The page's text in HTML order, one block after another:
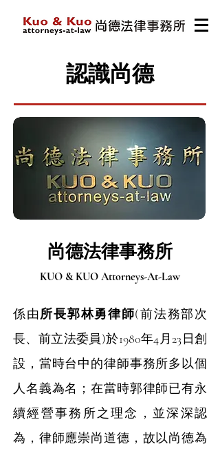
​認識尚德
尚德法律事務所
KUO & KUO Attorneys-At-Law
係由所長郭林勇律師(前法務部次
長、前立法委員)於1980年4月23日創
設，當時台中的律師事務所多以個
人名義為名；在當時郭律師已有永
續經營事務所之理念，並深深認
為，律師應崇尚道德，故以尚德為